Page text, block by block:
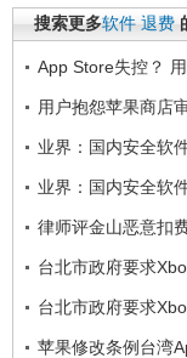
搜索更多软件 退费
App Store失控？
用户抱怨苹果商店
业界：国内安全软
业界：国内安全软
律师评金山恶意扣
台北市政府要求
台北市政府要求
苹果修改条例台湾